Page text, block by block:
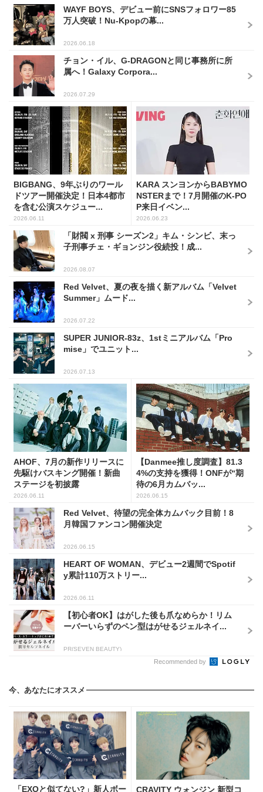
WAYF BOYS、デビュー前にSNSフォロワー85
万人突破！Nu-Kpopの幕...
2026.06.18
チョン・イル、G-DRAGONと同じ事務所に所
属へ！Galaxy Corpora...
2026.07.29
BIGBANG、9年ぶりのワール
ドツアー開催決定！日本4都市
を含む公演スケジュー...
2026.06.11
KARA スンヨンからBABYMO
NSTERまで！7月開催のK-PO
P来日イベン...
2026.06.23
「財閥 x 刑事 シーズン2」キム・シンビ、末っ
子刑事チェ・ギョンジン役続投！成...
2026.08.07
Red Velvet、夏の夜を描く新アルバム「Velvet
Summer」ムード...
2026.07.22
SUPER JUNIOR-83z、1stミニアルバム「Pro
mise」でユニット...
2026.07.13
AHOF、7月の新作リリースに
先駆けバスキング開催！新曲
ステージを初披露
2026.06.11
【Danmee推し度調査】81.3
4%の支持を獲得！ONFが“期
待の6月カムバッ...
2026.06.15
Red Velvet、待望の完全体カムバック目前！8
月韓国ファンコン開催決定
2026.06.15
HEART OF WOMAN、デビュー2週間でSpotif
y累計110万ストリー...
2026.06.11
【初心者OK】はがした後も爪なめらか！リム
ーバーいらずのペン型はがせるジェルネイ...
PR(SEVEN BEAUTY)
Recommended by
今、あなたにオススメ
「EXOと似てない?」新人ボー CRAVITY ウォンジン 新型コ